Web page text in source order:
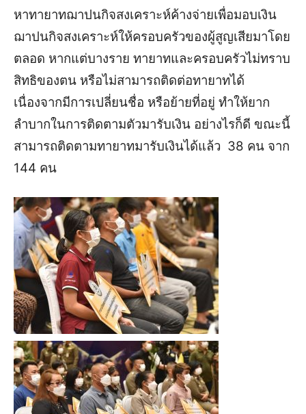
หาทายาทฌาปนกิจสงเคราะห์ค้างจ่ายเพื่อมอบเงิน
ฌาปนกิจสงเคราะห์ให้ครอบครัวของผู้สูญเสียมาโดย
ตลอด หากแต่บางราย ทายาทและครอบครัวไม่ทราบ
สิทธิของตน หรือไม่สามารถติดต่อทายาทได้
เนื่องจากมีการเปลี่ยนชื่อ หรือย้ายที่อยู่ ทำให้ยาก
ลำบากในการติดตามตัวมารับเงิน อย่างไรก็ดี ขณะนี้
สามารถติดตามทายาทมารับเงินได้แล้ว 38 คน จาก
144 คน